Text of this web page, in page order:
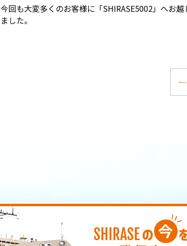
今回も大変多くのお客様に「SHIRASE5002」へお
ました。